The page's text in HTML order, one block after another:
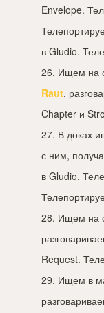
Envelope.
в Gludio.
26. Ищем на
Raut,
Chapter и
27. В доках
с ним,
в Gludio.
28. Ищем на
Request.
29. Ищем в